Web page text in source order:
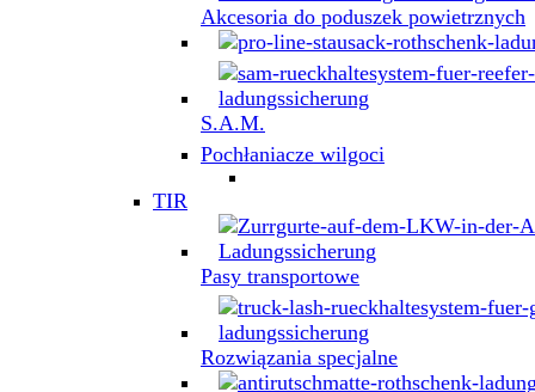
Akcesoria do poduszek powietrznych
S.A.M.
Pochłaniacze wilgoci
TIR
Pasy transportowe
Rozwiązania specjalne